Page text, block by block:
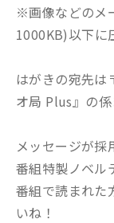
※画像などのメ
1000KB)以下に
はがきの宛先
オ局 Plus』の係
メッセージが採
番組特製ノベル
番組で読まれた
いね！